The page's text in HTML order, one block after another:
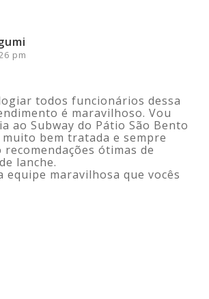
pm
todos funcionários dessa
é maravilhoso. Vou
ao Subway do Pátio São Bento
bem tratada e sempre
recomendações ótimas de
lanche.
equipe maravilhosa que vocês